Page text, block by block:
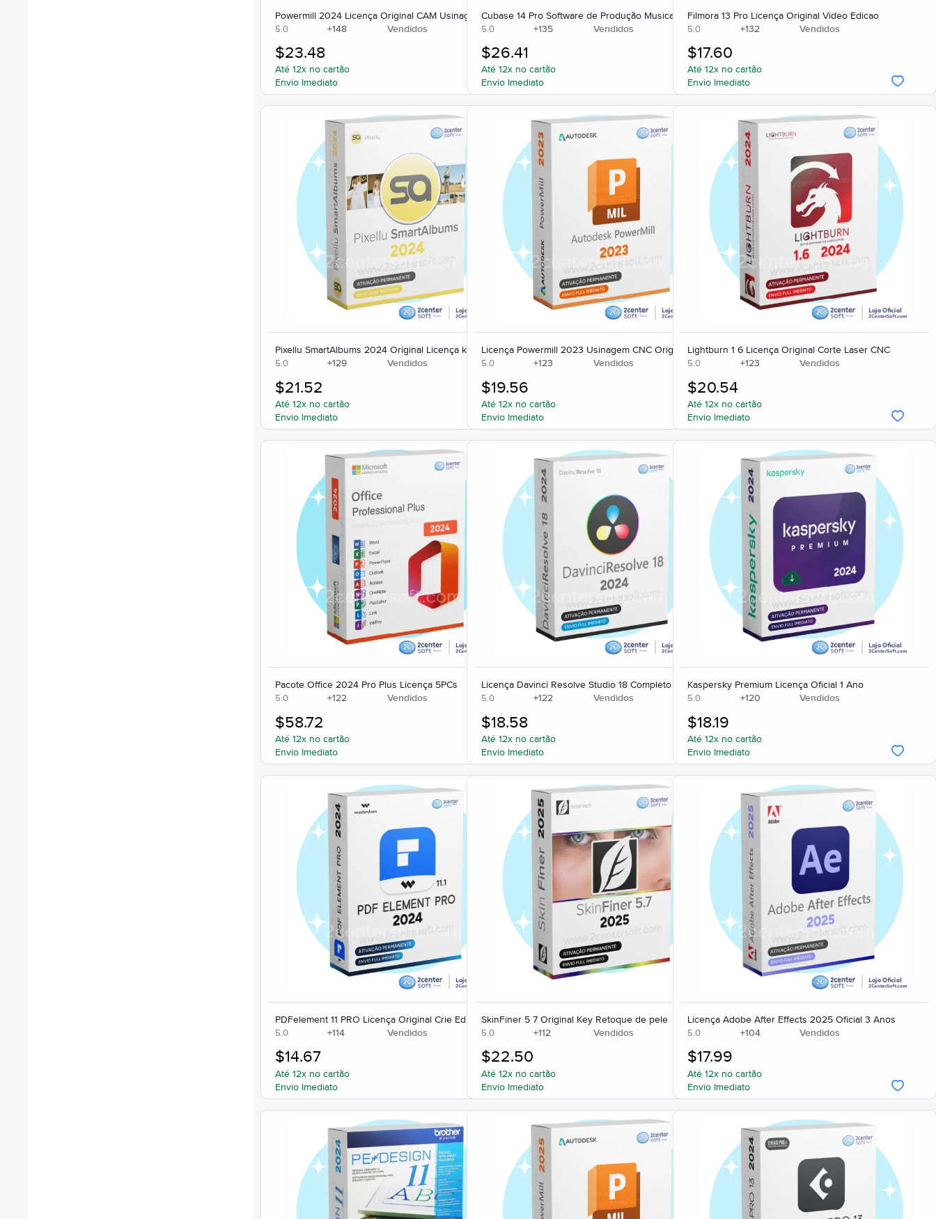
Powermill 2024 Licença Original CAM Usinagem CNC
5.0 +148 Vendidos
Até 12x no cartão
Envio Imediato
$23.48
Cubase 14 Pro Software de Produção Musical
5.0 +135 Vendidos
Até 12x no cartão
Envio Imediato
$26.41
Filmora 13 Pro Licença Original Video Edicao
5.0 +132 Vendidos
Até 12x no cartão
Envio Imediato
$17.60
Pixellu SmartAlbums 2024 Original Licença key
5.0 +129 Vendidos
Até 12x no cartão
Envio Imediato
$21.52
Licença Powermill 2023 Usinagem CNC Original
5.0 +123 Vendidos
Até 12x no cartão
Envio Imediato
$19.56
Lightburn 1 6 Licença Original Corte Laser CNC
5.0 +123 Vendidos
Até 12x no cartão
Envio Imediato
$20.54
Pacote Office 2024 Pro Plus Licença 5PCs
5.0 +122 Vendidos
Até 12x no cartão
Envio Imediato
$58.72
Licença Davinci Resolve Studio 18 Completo
5.0 +122 Vendidos
Até 12x no cartão
Envio Imediato
$18.58
Kaspersky Premium Licença Oficial 1 Ano
5.0 +120 Vendidos
Até 12x no cartão
Envio Imediato
$18.19
PDFelement 11 PRO Licença Original Crie Edite PDF
5.0 +114 Vendidos
Até 12x no cartão
Envio Imediato
$14.67
SkinFiner 5 7 Original Key Retoque de pele
5.0 +112 Vendidos
Até 12x no cartão
Envio Imediato
$22.50
Licença Adobe After Effects 2025 Oficial 3 Anos
5.0 +104 Vendidos
Até 12x no cartão
Envio Imediato
$17.99